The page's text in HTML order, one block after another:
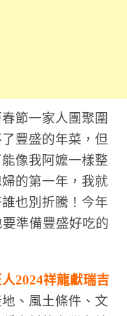
節一家人團聚圍
豐盛的年菜，但
像我阿嬤一樣整
的第一年，我就
也別折騰！今年
準備豐盛好吃的
2024祥龍獻瑞吉
、風土條件、文